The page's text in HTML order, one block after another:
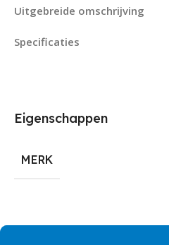
Uitgebreide omschrijving
Specificaties
Eigenschappen
MERK